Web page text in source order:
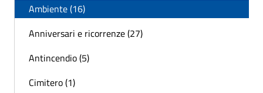
Ambiente (16)
Anniversari e ricorrenze (27)
Antincendio (5)
Cimitero (1)